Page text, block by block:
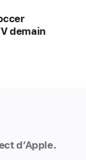
demain
d’Apple.